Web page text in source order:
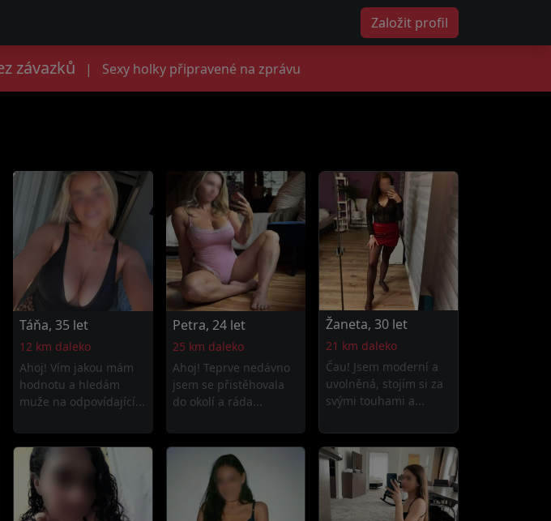
Založit profil
závazků | Sexy holky připravené na zprávu
Táňa, 35 let
12 km daleko
Ahoj! Vím jakou mám
hodnotu a hledám
muže na odpovídající...
Petra, 24 let
25 km daleko
Ahoj! Teprve nedávno
jsem se přistěhovala
do okolí a ráda...
Žaneta, 30 let
21 km daleko
Čau! Jsem moderní a
uvolněná, stojím si za
svými touhami a...